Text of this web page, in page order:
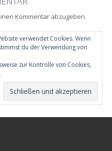
Kommentar abzugeben.
verwendet Cookies. Wenn
du der Verwendung von
zur Kontrolle von Cookies,